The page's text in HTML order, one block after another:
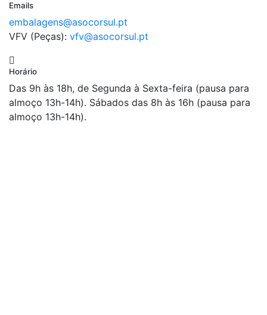
Emails
embalagens@asocorsul.pt
VFV (Peças): vfv@asocorsul.pt
Horário
Das 9h às 18h, de Segunda à Sexta-feira (pausa para
almoço 13h-14h). Sábados das 8h às 16h (pausa para
almoço 13h-14h).